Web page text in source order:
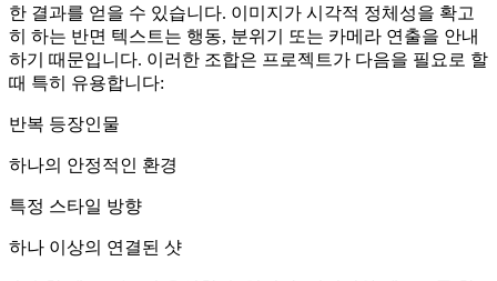
한 결과를 얻을 수 있습니다. 이미지가 시각적 정체성을 확고
히 하는 반면 텍스트는 행동, 분위기 또는 카메라 연출을 안내
하기 때문입니다. 이러한 조합은 프로젝트가 다음을 필요로 할
때 특히 유용합니다:
반복 등장인물
하나의 안정적인 환경
특정 스타일 방향
하나 이상의 연결된 샷